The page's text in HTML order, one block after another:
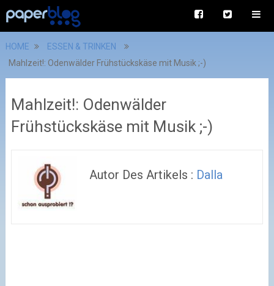
HOME
ESSEN & TRINKEN
Mahlzeit!: Odenwälder Frühstückskäse mit Musik ;-)
Mahlzeit!: Odenwälder
Frühstückskäse mit Musik ;-)
Autor Des Artikels : Dalla